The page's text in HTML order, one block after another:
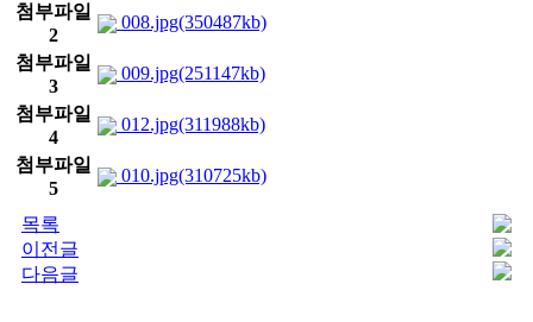
첨부파일
2
008.jpg(350487kb)
첨부파일
3
009.jpg(251147kb)
첨부파일
4
012.jpg(311988kb)
첨부파일
5
010.jpg(310725kb)
목록
이전글
다음글